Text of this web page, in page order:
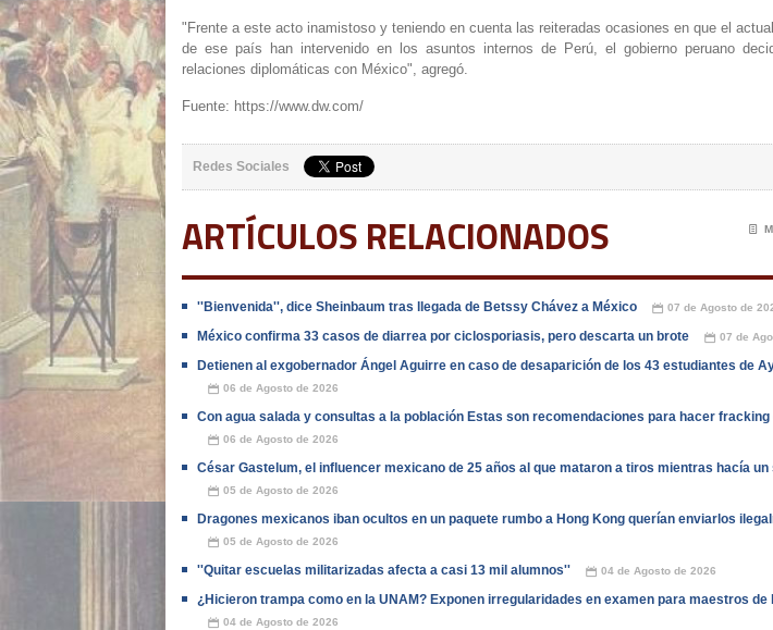
"Frente a este acto inamistoso y teniendo en cuenta las reiteradas ocasiones en que el
de ese país han intervenido en los asuntos internos de Perú, el gobierno peruano
relaciones diplomáticas con México", agregó.
Fuente: https://www.dw.com/
Redes Sociales
ARTÍCULOS RELACIONADOS 📄
''Bienvenida'', dice Sheinbaum tras llegada de Betssy Chávez a México 📅 07 de Agosto de
México confirma 33 casos de diarrea por ciclosporiasis, pero descarta un brote 📅 07 de
Detienen al exgobernador Ángel Aguirre en caso de desaparición de los 43 estudiantes de
📅 06 de Agosto de 2026
Con agua salada y consultas a la población Estas son recomendaciones para hacer fracking
📅 06 de Agosto de 2026
César Gastelum, el influencer mexicano de 25 años al que mataron a tiros mientras hacía
📅 05 de Agosto de 2026
Dragones mexicanos iban ocultos en un paquete rumbo a Hong Kong querían enviarlos
📅 05 de Agosto de 2026
''Quitar escuelas militarizadas afecta a casi 13 mil alumnos'' 📅 04 de Agosto de 2026
¿Hicieron trampa como en la UNAM? Exponen irregularidades en examen para maestros de
📅 04 de Agosto de 2026